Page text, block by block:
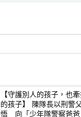
【守護別人的孩子，也
的孩子】 陳隊長以刑警
悟 向「少年隊警察爸爸